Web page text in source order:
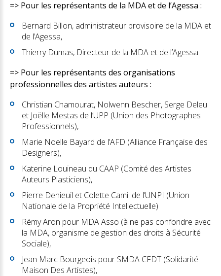
=> Pour les représentants de la MDA et de l’Agessa :
Bernard Billon, administrateur provisoire de la MDA et
de l’Agessa,
Thierry Dumas, Directeur de la MDA et de l’Agessa.
=> Pour les représentants des organisations
professionnelles des artistes auteurs :
Christian Chamourat, Nolwenn Bescher, Serge Deleu
et Joëlle Mestas de l’UPP (Union des Photographes
Professionnels),
Marie Noelle Bayard de l’AFD (Alliance Française des
Designers),
Katerine Louineau du CAAP (Comité des Artistes
Auteurs Plasticiens),
Pierre Denieuil et Colette Camil de l’UNPI (Union
Nationale de la Propriété Intellectuelle)
Rémy Aron pour MDA Asso (à ne pas confondre avec
la MDA, organisme de gestion des droits à Sécurité
Sociale),
Jean Marc Bourgeois pour SMDA CFDT (Solidarité
Maison Des Artistes),